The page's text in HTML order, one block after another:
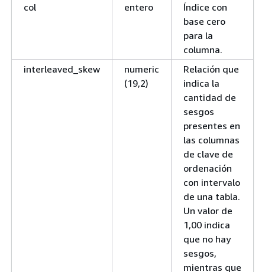
col
entero
Índice con
base cero
para la
columna.
interleaved_skew
numeric
(19,2)
Relación que
indica la
cantidad de
sesgos
presentes en
las columnas
de clave de
ordenación
con intervalo
de una tabla.
Un valor de
1,00 indica
que no hay
sesgos,
mientras que